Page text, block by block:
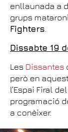
enllaunada a
grups
Fighters
Dissabte 19
Les Dissantes
però en
l’Espai Firal
programació
a conèixer.